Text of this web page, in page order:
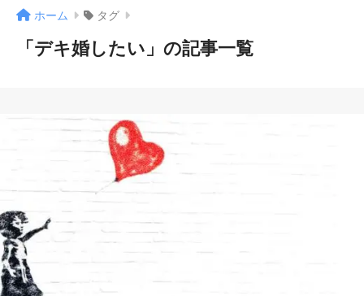
ホーム タグ
「デキ婚したい」の記事一覧